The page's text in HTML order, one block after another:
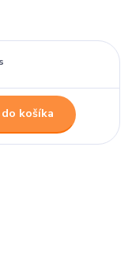
košíka